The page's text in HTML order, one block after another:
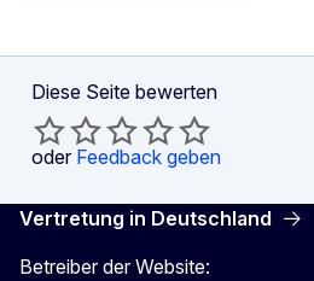
Diese Seite bewerten
oder Feedback geben
Vertretung in Deutschland
Betreiber der Website: